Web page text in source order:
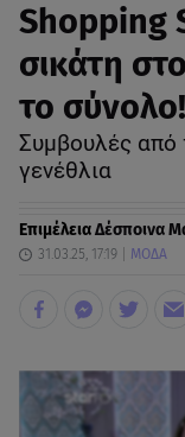
Shopping
σικάτη
το σύνολο!
Συμβουλές από
γενέθλια
ΕπιμέλειαΔέσποινα
31.03.25, 17:19 ΜΟΔΑ